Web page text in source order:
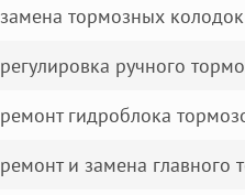
замена тормозных
регулировка ручного
ремонт гидроблока
ремонт и замена главного